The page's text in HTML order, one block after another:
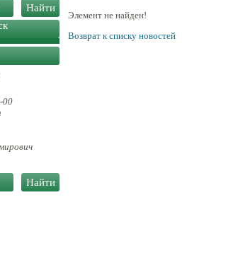
00
Элемент не найден!
Возврат к списку новостей